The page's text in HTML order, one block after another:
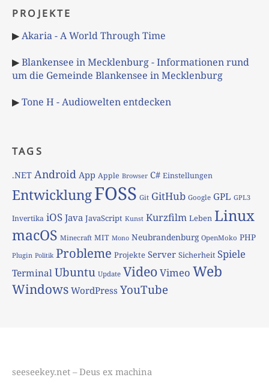
PROJEKTE
▶Akaria - A World Through Time
▶Blankensee in Mecklenburg - Informationen rund
um die Gemeinde Blankensee in Mecklenburg
▶Tone H - Audiowelten entdecken
TAGS
.NET Android App Apple Browser C# Einstellungen
EntwicklungFOSS Git GitHub Google GPL GPL3
Invertika iOS Java JavaScript Kunst Kurzfilm Leben Linux
macOS Minecraft MIT Mono Neubrandenburg OpenMoko PHP
Plugin Politik Probleme Projekte Server Sicherheit Spiele
TerminalUbuntu Update VideoVimeo Web
Windows WordPress YouTube
seeseekey.net – Deus ex machina